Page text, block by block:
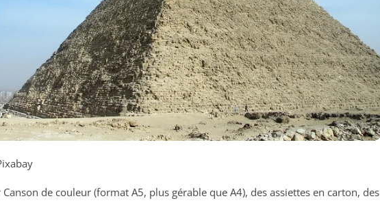
de couleur (format A5, plus gérable que A4), des assiettes en carton, des